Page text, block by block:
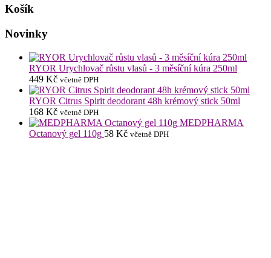
Košík
Novinky
RYOR Urychlovač růstu vlasů - 3 měsíční kúra 250ml
449 Kč včetně DPH
RYOR Citrus Spirit deodorant 48h krémový stick 50ml
168 Kč včetně DPH
MEDPHARMA
Octanový gel 110g 58 Kč včetně DPH